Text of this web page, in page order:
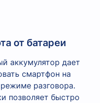
от батареи
аккумулятор дает
смартфон на
разговора.
позволяет быстро